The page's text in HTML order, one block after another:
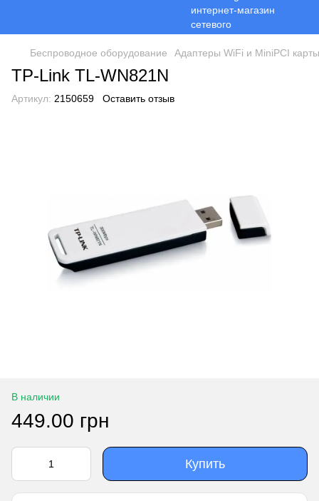
Беспроводное оборудование Адаптеры WiFi и MiniPCI карты
TP-Link TL-WN821N
Артикул: 2150659 Оставить отзыв
В наличии
449.00 грн
Купить